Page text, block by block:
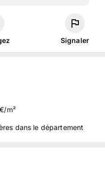
Signaler
m²
dans le département